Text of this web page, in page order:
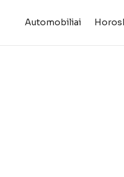
Automobiliai